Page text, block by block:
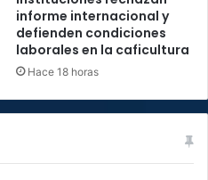
informe internacional y
defienden condiciones
laborales en la caficultura
Hace 18 horas